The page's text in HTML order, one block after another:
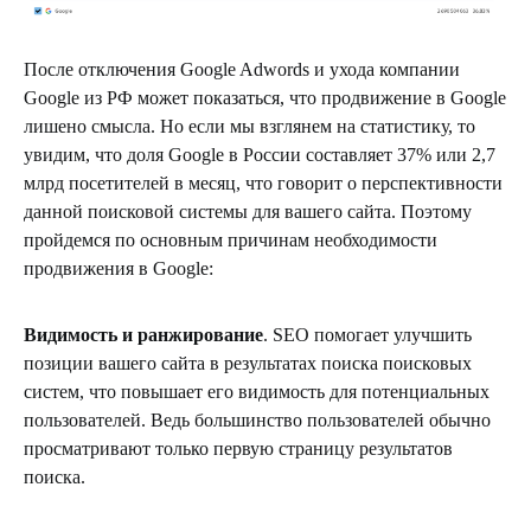
После отключения Google Adwords и ухода компании
Google из РФ может показаться, что продвижение в Google
лишено смысла. Но если мы взглянем на статистику, то
увидим, что доля Google в России составляет 37% или 2,7
млрд посетителей в месяц, что говорит о перспективности
данной поисковой системы для вашего сайта. Поэтому
пройдемся по основным причинам необходимости
продвижения в Google:
Видимость и ранжирование. SEO помогает улучшить
позиции вашего сайта в результатах поиска поисковых
систем, что повышает его видимость для потенциальных
пользователей. Ведь большинство пользователей обычно
просматривают только первую страницу результатов
поиска.